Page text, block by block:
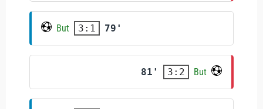
But 3:1 79'
81' 3:2 But